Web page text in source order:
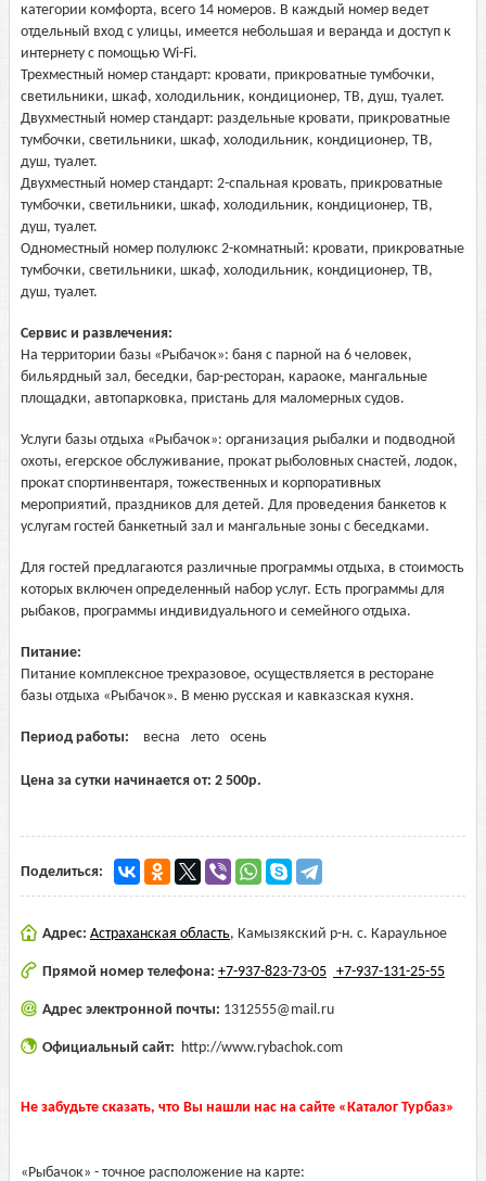
категории комфорта, всего 14 номеров. В каждый номер ведет
отдельный вход с улицы, имеется небольшая и веранда и доступ к
интернету с помощью Wi-Fi.
Трехместный номер стандарт: кровати, прикроватные тумбочки,
светильники, шкаф, холодильник, кондиционер, ТВ, душ, туалет.
Двухместный номер стандарт: раздельные кровати, прикроватные
тумбочки, светильники, шкаф, холодильник, кондиционер, ТВ,
душ, туалет.
Двухместный номер стандарт: 2-спальная кровать, прикроватные
тумбочки, светильники, шкаф, холодильник, кондиционер, ТВ,
душ, туалет.
Одноместный номер полулюкс 2-комнатный: кровати, прикроватные
тумбочки, светильники, шкаф, холодильник, кондиционер, ТВ,
душ, туалет.
Сервис и развлечения:
На территории базы «Рыбачок»: баня с парной на 6 человек,
бильярдный зал, беседки, бар-ресторан, караоке, мангальные
площадки, автопарковка, пристань для маломерных судов.
Услуги базы отдыха «Рыбачок»: организация рыбалки и подводной
охоты, егерское обслуживание, прокат рыболовных снастей, лодок,
прокат спортинвентаря, тожественных и корпоративных
мероприятий, праздников для детей. Для проведения банкетов к
услугам гостей банкетный зал и мангальные зоны с беседками.
Для гостей предлагаются различные программы отдыха, в стоимость
которых включен определенный набор услуг. Есть программы для
рыбаков, программы индивидуального и семейного отдыха.
Питание:
Питание комплексное трехразовое, осуществляется в ресторане
базы отдыха «Рыбачок». В меню русская и кавказская кухня.
Период работы: весна лето осень
Цена за сутки начинается от: 2 500р.
Поделиться:
Адрес: Астраханская область, Камызякский р-н. с. Караульное
Прямой номер телефона: +7-937-823-73-05 +7-937-131-25-55
Адрес электронной почты: 1312555@mail.ru
Официальный сайт: http://www.rybachok.com
Не забудьте сказать, что Вы нашли нас на сайте «Каталог Турбаз»
«Рыбачок» - точное расположение на карте: